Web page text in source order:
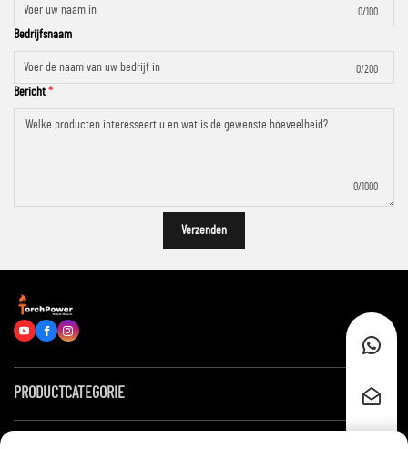
0/100
Bedrijfsnaam
0/200
Bericht
0/1000
Verzenden
PRODUCTCATEGORIE